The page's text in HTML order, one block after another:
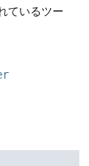
ているツー